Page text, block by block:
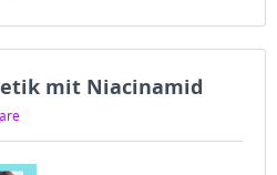
mit Niacinamid